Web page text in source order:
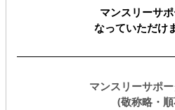
マンスリーサ
なっていただけ
マンスリーサポ
(敬称略・